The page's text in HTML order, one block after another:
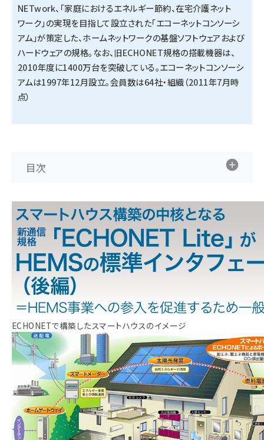
NETwork、「家庭におけるエネルギー節約、在宅介護ネット
ワーク」の実現を目指して設立された「エコーネットコンソーシ
アム」が策定した、ホームネットワークの基盤ソフトウェアおよび
ハードウェアの規格。なお、旧ECHONET規格の搭載機器は、
2010年度に1400万台を突破している。エコーネットコンソーシ
アムは1997年12月設立。会員数は64社・組織（2011年7月時
点）
目次
ECHONETで構築したスマートハウスのイメージ